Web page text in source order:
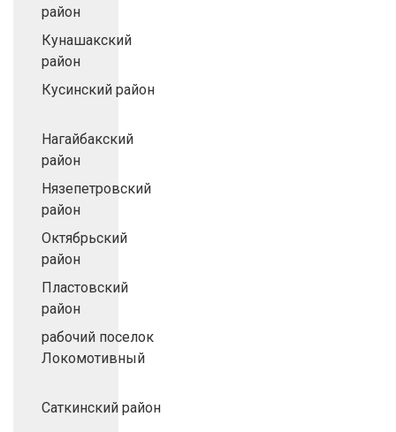
район
Кунашакский
район
Кусинский район
Нагайбакский
район
Нязепетровский
район
Октябрьский
район
Пластовский
район
рабочий поселок
Локомотивный
Саткинский район